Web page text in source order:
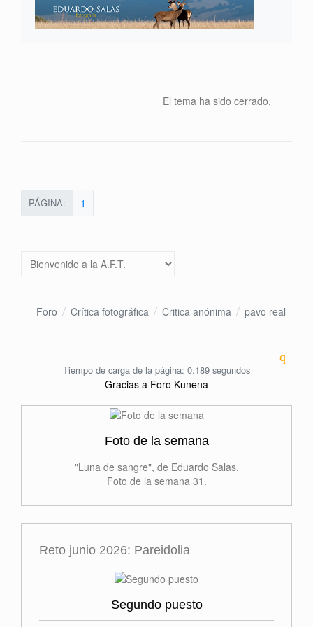
El tema ha sido cerrado.
PÁGINA: 1
Foro Crítica fotográfica Critica anónima pavo real
Tiempo de carga de la página: 0.189 segundos
Gracias a Foro Kunena
Foto de la semana
"Luna de sangre", de Eduardo Salas.
Foto de la semana 31.
Reto junio 2026: Pareidolia
Segundo puesto